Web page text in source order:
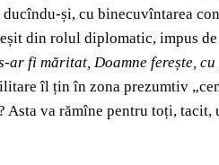
și, cu binecuvîntarea
din rolul diplomatic, impus
fi măritat, Doamne ferește, cu
îl țin în zona prezumtiv
va rămîne pentru toți, tacit,